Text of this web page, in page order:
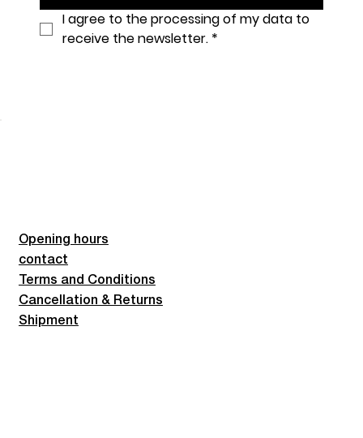
I agree to the processing of my data to
receive the newsletter. *
Opening hours
contact
Terms and Conditions
Cancellation & Returns
Shipment